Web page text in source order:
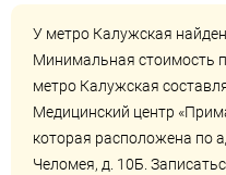
У метро Калужская
Минимальная стоимость
метро Калужская
Медицинский центр
которая расположена по
Челомея, д. 10Б.